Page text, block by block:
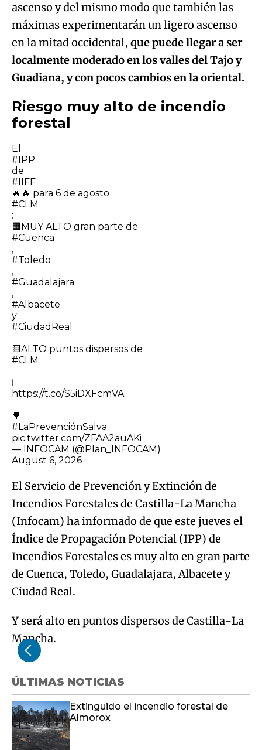
ascenso y del mismo modo que también las
máximas experimentarán un ligero ascenso
en la mitad occidental, que puede llegar a ser
localmente moderado en los valles del Tajo y
Guadiana, y con pocos cambios en la oriental.
Riesgo muy alto de incendio
forestal
El
#IPP
de
#IIFF
🔥🔥 para 6 de agosto
#CLM
:
🟧MUY ALTO gran parte de
#Cuenca
,
#Toledo
,
#Guadalajara
,
#Albacete
y
#CiudadReal
🟨ALTO puntos dispersos de
#CLM
ℹ️
https://t.co/S5iDXFcmVA
🌳
#LaPrevenciónSalva
pic.twitter.com/ZFAA2auAKi
— INFOCAM (@Plan_INFOCAM)
August 6, 2026
El Servicio de Prevención y Extinción de
Incendios Forestales de Castilla-La Mancha
(Infocam) ha informado de que este jueves el
Índice de Propagación Potencial (IPP) de
Incendios Forestales es muy alto en gran parte
de Cuenca, Toledo, Guadalajara, Albacete y
Ciudad Real.
Y será alto en puntos dispersos de Castilla-La
Mancha.
ÚLTIMAS NOTICIAS
Extinguido el incendio forestal de
Almorox